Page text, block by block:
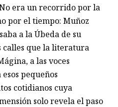
era un recorrido por la
por el tiempo: Muñoz
a la Úbeda de su
calles que la literatura
a las voces
pequeños
cotidianos cuya
solo revela el paso